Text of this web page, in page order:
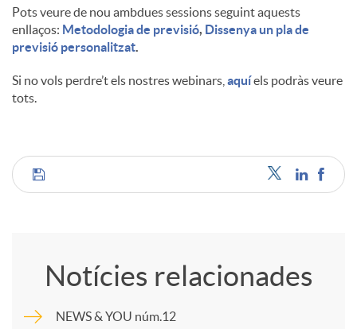
t
s
Pots veure de nou ambdues sessions seguint aquests
enllaços: Metodologia de previsió, Dissenya un pla de
previsió personalitzat.
Si no vols perdre’t els nostres webinars, aquíels podràs veure
tots.
C
m
Notícies relacionades
NEWS & YOU núm.12